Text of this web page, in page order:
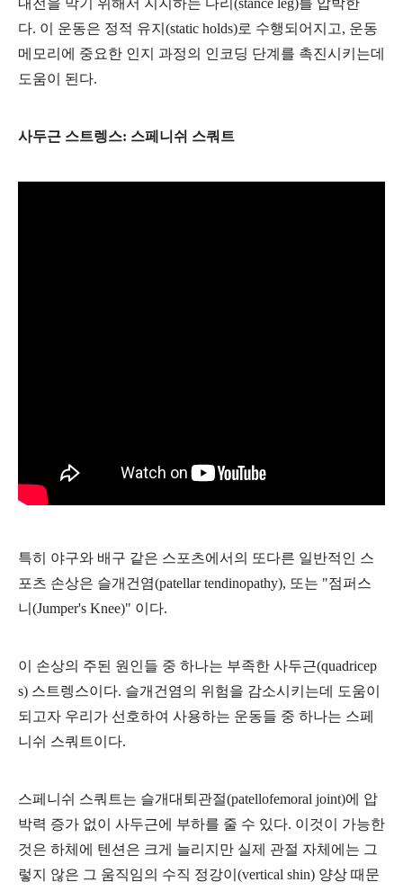
내전을 막기 위해서 지지하는 다리(stance leg)를 압박한
다. 이 운동은 정적 유지(static holds)로 수행되어지고, 운동
메모리에 중요한 인지 과정의 인코딩 단계를 촉진시키는데
도움이 된다.
사두근 스트렝스: 스페니쉬 스쿼트
특히 야구와 배구 같은 스포츠에서의 또다른 일반적인 스
포츠 손상은 슬개건염(patellar tendinopathy), 또는 "점퍼스
니(Jumper's Knee)" 이다.
이 손상의 주된 원인들 중 하나는 부족한 사두근(quadricep
s) 스트렝스이다. 슬개건염의 위험을 감소시키는데 도움이
되고자 우리가 선호하여 사용하는 운동들 중 하나는 스페
니쉬 스쿼트이다.
스페니쉬 스쿼트는 슬개대퇴관절(patellofemoral joint)에 압
박력 증가 없이 사두근에 부하를 줄 수 있다. 이것이 가능한
것은 하체에 텐션은 크게 늘리지만 실제 관절 자체에는 그
렇지 않은 그 움직임의 수직 정강이(vertical shin) 양상 때문